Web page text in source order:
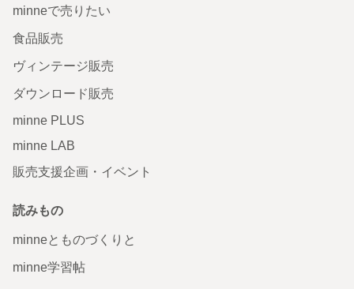
minneで売りたい
食品販売
ヴィンテージ販売
ダウンロード販売
minne PLUS
minne LAB
販売支援企画・イベント
読みもの
minneとものづくりと
minne学習帖